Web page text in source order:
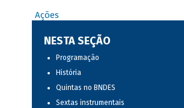
Ações
NESTA SEÇÃO
Programação
História
Quintas no BNDES
Sextas instrumentais